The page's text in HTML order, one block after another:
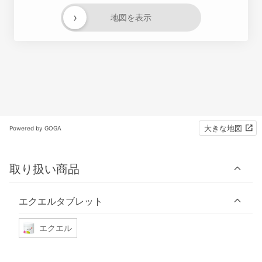
地図を表示
›
Powered by GOGA 大きな地図
取り扱い商品
エクエルタブレット
エクエル